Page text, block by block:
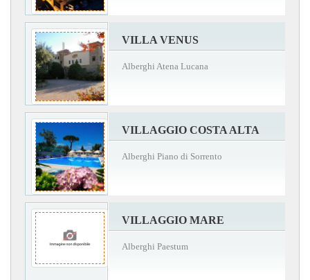
VILLA VENUS
Alberghi Atena Lucana
VILLAGGIO COSTA ALTA
Alberghi Piano di Sorrento
VILLAGGIO MARE
Alberghi Paestum